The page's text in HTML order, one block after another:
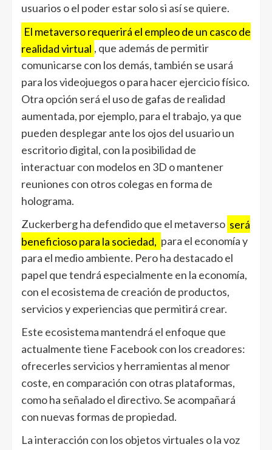
usuarios o el poder estar solo si así se quiere.
El metaverso requerirá el empleo de un casco de
realidad virtual , que además de permitir
comunicarse con los demás, también se usará
para los videojuegos o para hacer ejercicio físico.
Otra opción será el uso de gafas de realidad
aumentada, por ejemplo, para el trabajo, ya que
pueden desplegar ante los ojos del usuario un
escritorio digital, con la posibilidad de
interactuar con modelos en 3D o mantener
reuniones con otros colegas en forma de
holograma.
Zuckerberg ha defendido que el metaverso será
beneficioso para la sociedad, para el economía y
para el medio ambiente. Pero ha destacado el
papel que tendrá especialmente en la economía,
con el ecosistema de creación de productos,
servicios y experiencias que permitirá crear.
Este ecosistema mantendrá el enfoque que
actualmente tiene Facebook con los creadores:
ofrecerles servicios y herramientas al menor
coste, en comparación con otras plataformas,
como ha señalado el directivo. Se acompañará
con nuevas formas de propiedad.
La interacción con los objetos virtuales o la voz